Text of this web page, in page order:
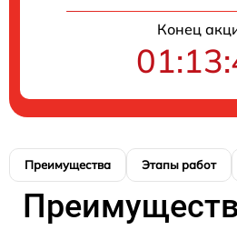
Конец
Преимущества Этапы работ